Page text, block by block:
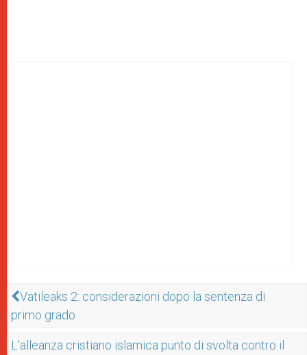
Vatileaks 2: considerazioni dopo la sentenza di
primo grado
L'alleanza cristiano islamica punto di svolta contro il